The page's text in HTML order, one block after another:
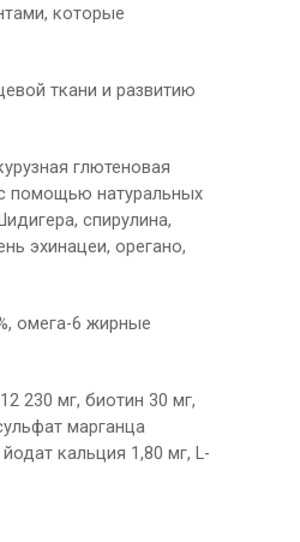
которые
ткани и развитию
глютеновая
помощью натуральных
спирулина,
эхинацеи, орегано,
омега-6 жирные
230 мг, биотин 30 мг,
марганца
кальция 1,80 мг, L-